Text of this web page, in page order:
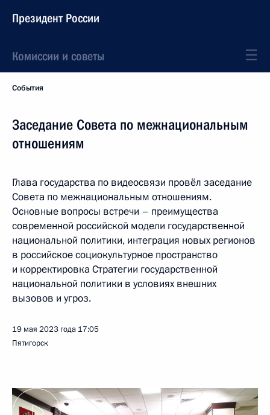
Президент России
Комиссии и советы
События
Заседание Совета по межнациональным
отношениям
Глава государства по видеосвязи провёл заседание
Совета по межнациональным отношениям.
Основные вопросы встречи – преимущества
современной российской модели государственной
национальной политики, интеграция новых регионов
в российское социокультурное пространство
и корректировка Стратегии государственной
национальной политики в условиях внешних
вызовов и угроз.
19 мая 2023 года 17:05
Пятигорск